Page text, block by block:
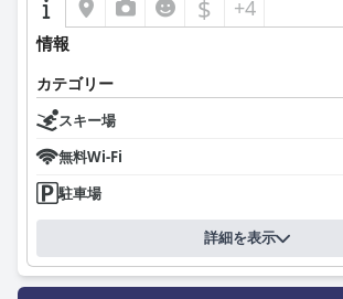
$ +4
情報
カテゴリー
スキー場
無料Wi-Fi
駐車場
詳細を表示